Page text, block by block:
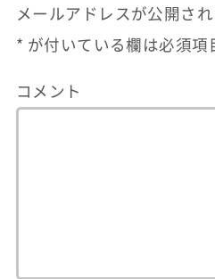
メールアドレスが公開さ
* が付いている欄は必須項
コメント